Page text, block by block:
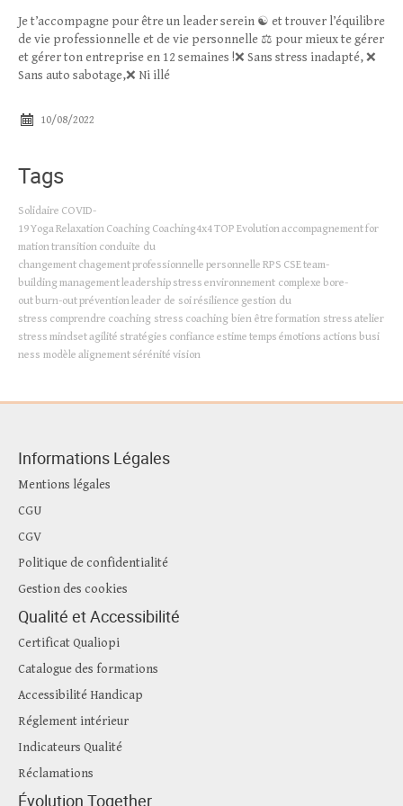
Contact
Je t’accompagne pour être un leader serein ☯️ et trouver l’équilibre
de vie professionnelle et de vie personnelle ⚖ pour mieux te gérer
et gérer ton entreprise en 12 semaines !❌ Sans stress inadapté, ❌
Sans auto sabotage,❌ Ni illé
10/08/2022
Tags
Solidaire COVID-
19YogaRelaxation Coaching Coaching4x4TOP Evolutionaccompagnementfor
mationtransition conduite du
changement chagementprofessionnelle personnelle RPS CSEteam-
building managementleadership stress environnement complexe bore-
outburn-outpréventionleader de soirésilience gestion du
stress comprendre coaching stress coaching bien être formation stress atelier
stress mindsetagilité stratégies confiance estime temps émotions actions busi
ness modèle alignement sérénité vision
Informations Légales
Mentions légales
CGU
CGV
Politique de confidentialité
Gestion des cookies
Qualité et Accessibilité
Certificat Qualiopi
Catalogue des formations
Accessibilité Handicap
Réglement intérieur
Indicateurs Qualité
Réclamations
Évolution Together